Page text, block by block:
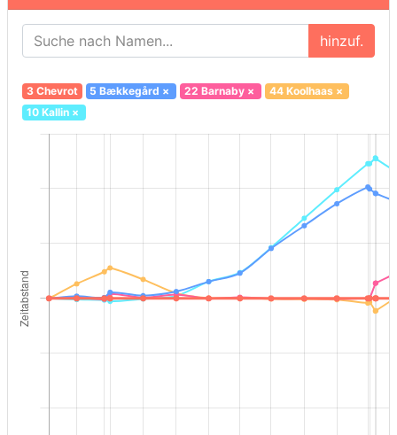
hinzuf.
3 Chevrot 5 Bækkegård × 22 Barnaby× 44 Koolhaas×
10 Kallin×